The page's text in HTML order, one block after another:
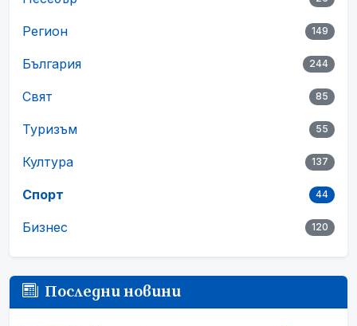
Регион 149
България 244
Свят 85
Туризъм 55
Култура 137
Спорт 44
Бизнес 120
Последни новини